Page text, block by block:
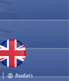
ศิษย์เก่า